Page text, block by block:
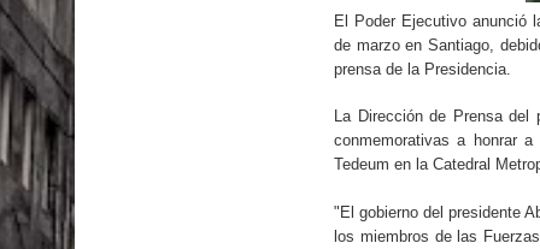
El Poder Ejecutivo anunció
de marzo en Santiago,
prensa de la Presidencia.
La Dirección de Prensa del
conmemorativas a honrar
Tedeum en la Catedral
"El gobierno del presidente
los miembros de las